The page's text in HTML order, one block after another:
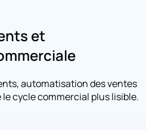
et
automatisation des ventes
cycle commercial plus lisible.